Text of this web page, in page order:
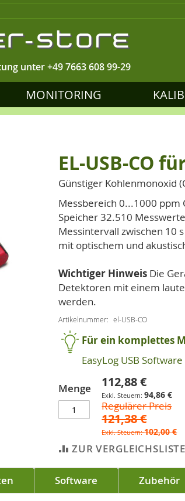
unter+49 7663 608 99-29
MONITORING
EL-USB-CO
Günstiger Kohlenmonoxid
Messbereich 0...1000 ppm
Speicher 32.510 Messwerte
Messintervall zwischen 10
mit optischem und
Wichtiger Hinweis Die
Detektoren mit einem
werden.
Artikelnummer el-USB-CO
Für ein komplettes
EasyLog USB Software
Menge Sonderpreis
112,88 €
94,86 €
Regulärer Preis
121,38 €
102,00 €
ZUR
Software Zubehör